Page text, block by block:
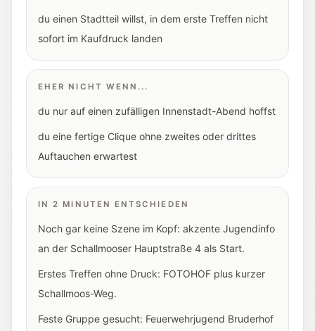
du einen Stadtteil willst, in dem erste Treffen nicht
sofort im Kaufdruck landen
EHER NICHT WENN...
du nur auf einen zufälligen Innenstadt-Abend hoffst
du eine fertige Clique ohne zweites oder drittes
Auftauchen erwartest
IN 2 MINUTEN ENTSCHIEDEN
Noch gar keine Szene im Kopf: akzente Jugendinfo
an der Schallmooser Hauptstraße 4 als Start.
Erstes Treffen ohne Druck: FOTOHOF plus kurzer
Schallmoos-Weg.
Feste Gruppe gesucht: Feuerwehrjugend Bruderhof